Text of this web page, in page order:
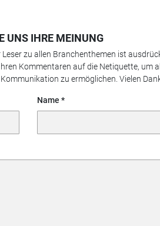
UNS IHRE MEINUNG
zu allen Branchenthemen ist
Kommentaren auf die Netiquette, um
zu ermöglichen. Vielen
Name